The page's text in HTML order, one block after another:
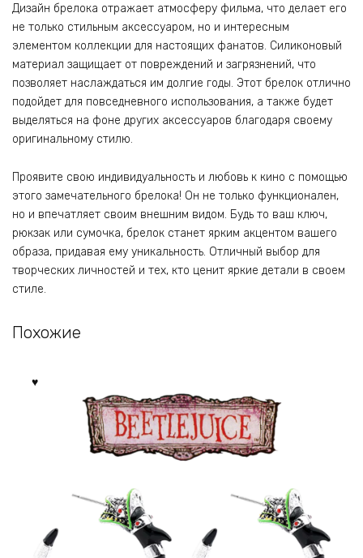
Дизайн брелока отражает атмосферу фильма, что делает его
не только стильным аксессуаром, но и интересным
элементом коллекции для настоящих фанатов. Силиконовый
материал защищает от повреждений и загрязнений, что
позволяет наслаждаться им долгие годы. Этот брелок отлично
подойдет для повседневного использования, а также будет
выделяться на фоне других аксессуаров благодаря своему
оригинальному стилю.
Проявите свою индивидуальность и любовь к кино с помощью
этого замечательного брелока! Он не только функционален,
но и впечатляет своим внешним видом. Будь то ваш ключ,
рюкзак или сумочка, брелок станет ярким акцентом вашего
образа, придавая ему уникальность. Отличный выбор для
творческих личностей и тех, кто ценит яркие детали в своем
стиле.
Похожие